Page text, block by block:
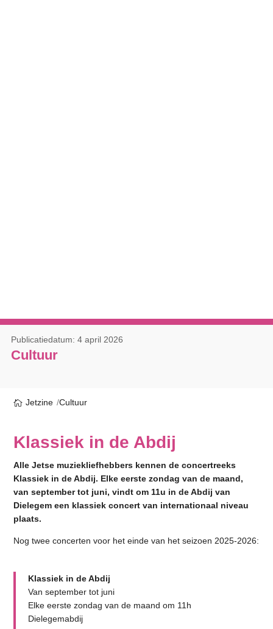
Cultuur
Publicatiedatum: 4 april 2026
Jetzine Cultuur
Klassiek in de Abdij
Alle Jetse muziekliefhebbers kennen de concertreeks
Klassiek in de Abdij. Elke eerste zondag van de maand,
van september tot juni, vindt om 11u in de Abdij van
Dielegem een klassiek concert van internationaal niveau
plaats.
Nog twee concerten voor het einde van het seizoen 2025-2026:
Klassiek in de Abdij
Van september tot juni
Elke eerste zondag van de maand om 11h
Dielegemabdij